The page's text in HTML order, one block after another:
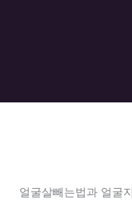
얼굴살빼는법과 얼굴